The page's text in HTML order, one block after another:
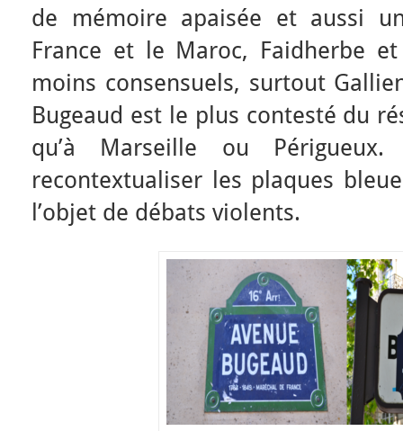
de mémoire apaisée et aussi
France et le Maroc, Faidherbe
moins consensuels, surtout
Bugeaud est le plus contesté du
qu’à Marseille ou Périgueux.
recontextualiser les plaques
l’objet de débats violents.